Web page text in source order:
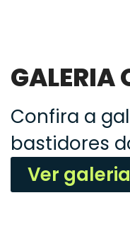
GALERIA
Confira a
bastidores
Ver